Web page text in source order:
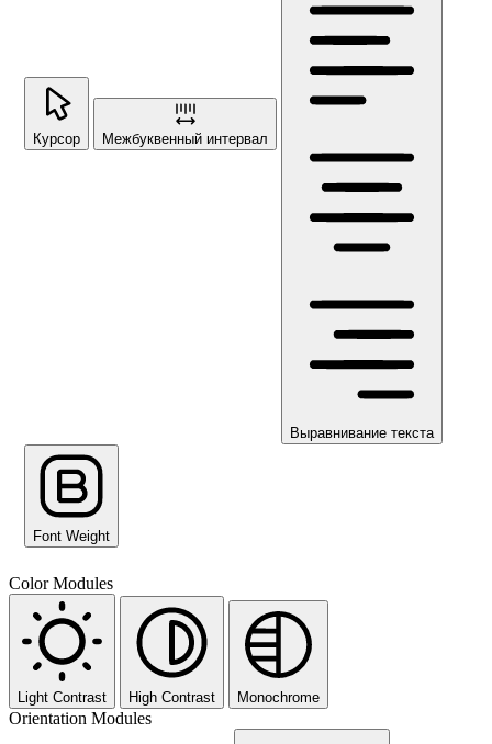
Курсор Межбуквенный интервал
Выравнивание текста
Font Weight
Color Modules
Light Contrast High Contrast Monochrome
Orientation Modules